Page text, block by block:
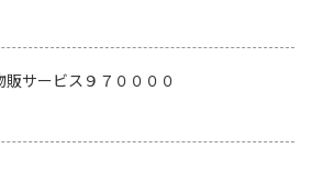
販サービス９７００００